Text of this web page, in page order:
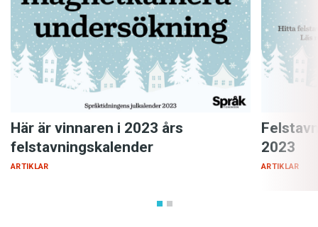
Här är vinnaren i 2023 års
felstavningskalender
ARTIKLAR
2023
ARTIKLAR